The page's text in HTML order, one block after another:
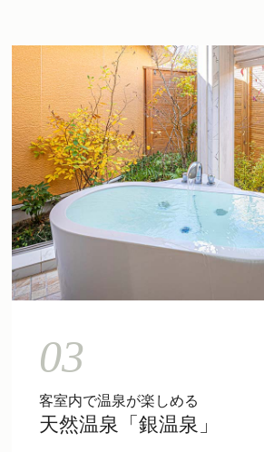
03
客室内で温泉が楽しめる
天然温泉「銀温泉」